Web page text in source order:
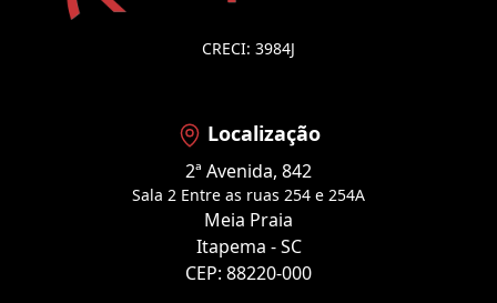
CRECI: 3984J
Localização
2ª Avenida, 842
Sala 2 Entre as ruas 254 e 254A
Meia Praia
Itapema - SC
CEP: 88220-000